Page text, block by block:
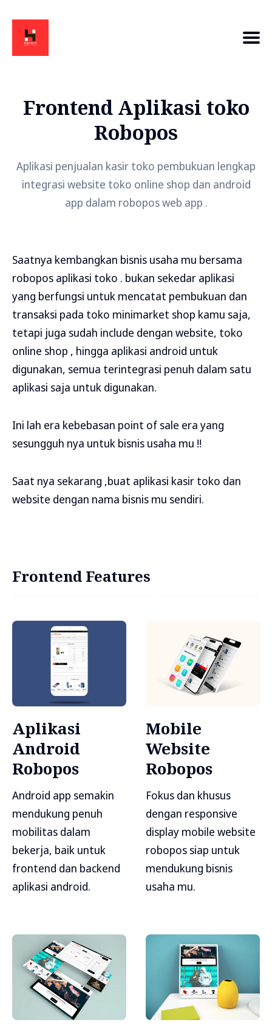
Frontend Aplikasi toko
Robopos
Aplikasi penjualan kasir toko pembukuan lengkap
integrasi website toko online shop dan android
app dalam robopos web app .
Saatnya kembangkan bisnis usaha mu bersama
robopos aplikasi toko . bukan sekedar aplikasi
yang berfungsi untuk mencatat pembukuan dan
transaksi pada toko minimarket shop kamu saja,
tetapi juga sudah include dengan website, toko
online shop , hingga aplikasi android untuk
digunakan, semua terintegrasi penuh dalam satu
aplikasi saja untuk digunakan.
Ini lah era kebebasan point of sale era yang
sesungguh nya untuk bisnis usaha mu !!
Saat nya sekarang ,buat aplikasi kasir toko dan
website dengan nama bisnis mu sendiri.
Frontend Features
Aplikasi
Android
Robopos
Android app semakin
mendukung penuh
mobilitas dalam
bekerja, baik untuk
frontend dan backend
aplikasi android.
Mobile
Website
Robopos
Fokus dan khusus
dengan responsive
display mobile website
robopos siap untuk
mendukung bisnis
usaha mu.